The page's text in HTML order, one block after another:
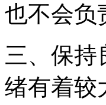
也不会负
三、保持
绪有着较